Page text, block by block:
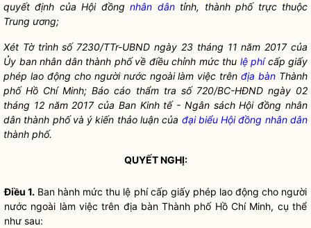
quyết định của Hội đồngnhân dântỉnh, thành phố trực thuộc
Trung ương;
Xét Tờ trình số 7230/TTr-UBND ngày 23 tháng 11 năm 2017 của
Ủy ban nhân dân thành phố về điều chỉnh mức thu lệ phícấp giấy
phép lao động cho người nước ngoài làm việc trênđịa bàn Thành
phố Hồ ChíMinh; Báo cáo thẩm tra số720/BC-HĐND ngày 02
tháng 12 năm 2017 của Ban Kinh tế- Ngân sách Hội đồng nhân
dân thành phố và ý kiến thảo luận của đại biểu Hội đồng nhân dân
thành phố.
QUYẾT NGHỊ:
Điều 1. Ban hành mức thu lệ phícấp giấy phép lao động cho người
nước ngoài làm việc trên địa bànThành phố Hồ Chí Minh, cụ thể
như sau: